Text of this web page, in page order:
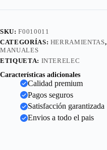
SKU:F0010011
CATEGORÍAS: HERRAMIENTAS,
MANUALES
ETIQUETA: INTERELEC
Características adicionales
Calidad premium
Pagos seguros
Satisfacción garantizada
Envios a todo el pais